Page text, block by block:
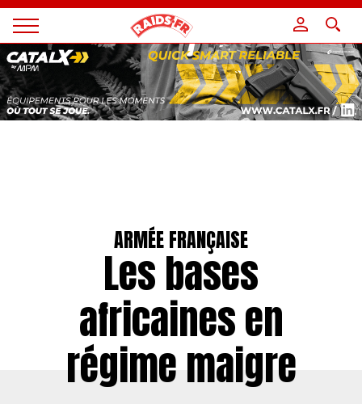
Magazine
Raids
ARMÉE FRANÇAISE
Les bases
africaines en
régime maigre
Panneau de gestion des cookies